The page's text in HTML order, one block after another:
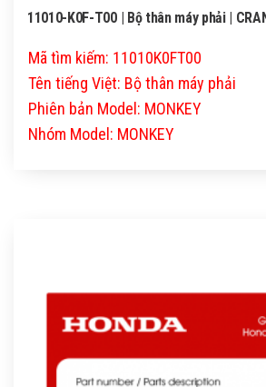
11010-K0F-T00 | Bộ thân máy phải |
Mã tìm kiếm: 11010K0FT00
Tên tiếng Việt: Bộ thân máy phải
Phiên bản Model: MONKEY
Nhóm Model: MONKEY